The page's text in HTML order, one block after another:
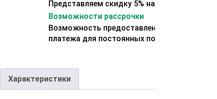
Представляем скидку 5% на второй заказ
Возможности рассрочки
Возможность предоставления отсрочки
платежа для постоянных покупателей.
Характеристики